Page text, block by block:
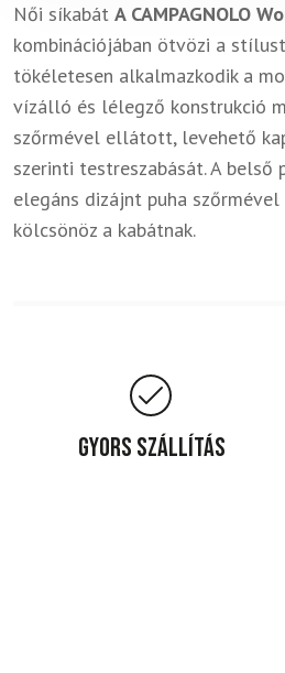
Női síkabát A CAMPAGNOLO
kombinációjában ötvözi a
tökéletesen alkalmazkodik a
vízálló és lélegző konstrukció
szőrmével ellátott, levehető
szerinti testreszabását. A belső
elegáns dizájnt puha
kölcsönöz a kabátnak.
Gyors szállítás